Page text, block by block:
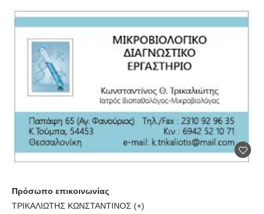
Πρόσωπο επικοινωνίας
ΤΡΙΚΑΛΙΩΤΗΣ ΚΩΝΣΤΑΝΤΙΝΟΣ (+)